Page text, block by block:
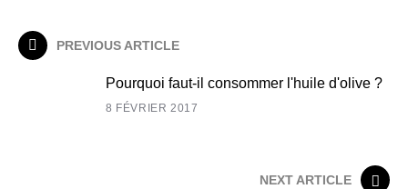
PREVIOUS ARTICLE
Pourquoi faut-il consommer l'huile d'olive ?
8 FÉVRIER 2017
NEXT ARTICLE